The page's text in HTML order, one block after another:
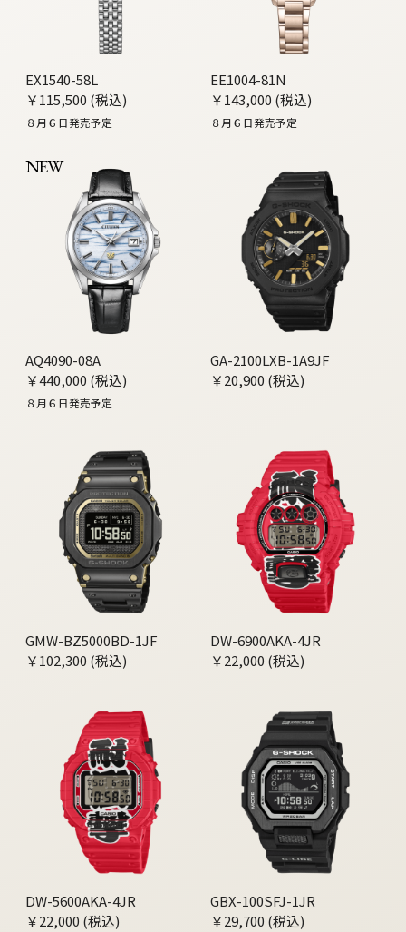
EX1540-58L
￥115,500 (税込)
８月６日発売予定
EE1004-81N
￥143,000 (税込)
８月６日発売予定
NEW
AQ4090-08A
￥440,000 (税込)
８月６日発売予定
GA-2100LXB-1A9JF
￥20,900 (税込)
GMW-BZ5000BD-1JF
￥102,300 (税込)
DW-6900AKA-4JR
￥22,000 (税込)
DW-5600AKA-4JR
￥22,000 (税込)
GBX-100SFJ-1JR
￥29,700 (税込)